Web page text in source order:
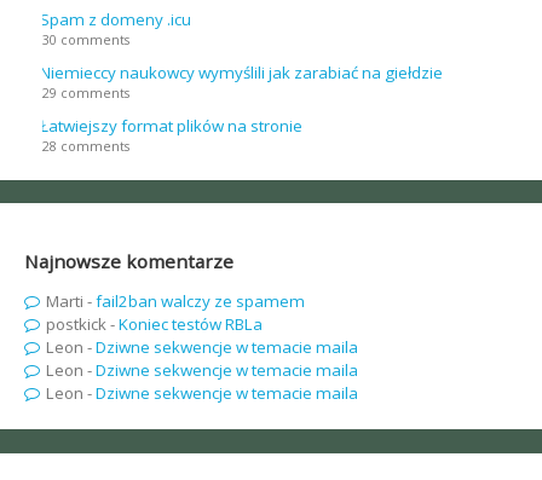
Spam z domeny .icu
30 comments
Niemieccy naukowcy wymyślili jak zarabiać na giełdzie
29 comments
Łatwiejszy format plików na stronie
28 comments
Najnowsze komentarze
Marti -fail2ban walczy ze spamem
postkick-Koniec testów RBLa
Leon -Dziwne sekwencje w temacie maila
Leon -Dziwne sekwencje w temacie maila
Leon -Dziwne sekwencje w temacie maila